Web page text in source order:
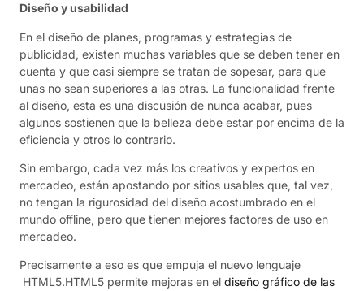
Diseño y usabilidad
En el diseño de planes, programas y estrategias de
publicidad, existen muchas variables que se deben tener en
cuenta y que casi siempre se tratan de sopesar, para que
unas no sean superiores a las otras. La funcionalidad frente
al diseño, esta es una discusión de nunca acabar, pues
algunos sostienen que la belleza debe estar por encima de la
eficiencia y otros lo contrario.
Sin embargo, cada vez más los creativos y expertos en
mercadeo, están apostando por sitios usables que, tal vez,
no tengan la rigurosidad del diseño acostumbrado en el
mundo offline, pero que tienen mejores factores de uso en
mercadeo.
Precisamente a eso es que empuja el nuevo lenguaje
HTML5.HTML5 permite mejoras en el diseño gráfico de las